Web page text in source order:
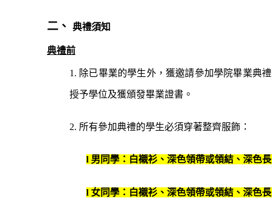
二、 典禮須知
典禮前
1. 除已畢業的學生外，獲邀請參加學院畢業典
授予學位及獲頒發畢業證書。
2. 所有參加典禮的學生必須穿著整齊服飾：
l 男同學：白襯衫、深色領帶或領結、深色
l 女同學： 白襯衫、深色領帶或領結、深色